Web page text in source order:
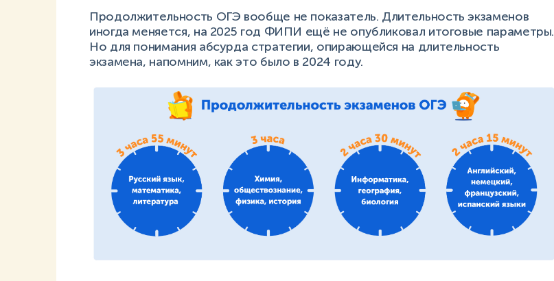
Продолжительность ОГЭ вообще не показатель. Длительность экзаменов
иногда меняется, на 2025 год ФИПИ ещё не опубликовал итоговые параметры.
Но для понимания абсурда стратегии, опирающейся на длительность
экзамена, напомним, как это было в 2024 году.